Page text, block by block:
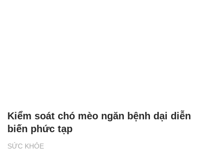
SỨC KHỎE
Kiểm soát chó mèo ngăn bệnh dại diễn
biến phức tạp